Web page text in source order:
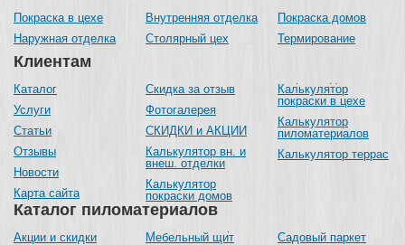
Каталог пиломатериалов
Акции и скидки
Мебельный щит
Садовый паркет
Покраска в цехе
Наружная отделка
Внутренняя отделка
Столярный цех
Покраска домов
Термирование
Клиентам
Каталог
Услуги
Статьи
Отзывы
Новости
Карта сайта
Скидка за отзыв
Фотогалерея
СКИДКИ и АКЦИИ
Калькулятор вн. и
внеш. отделки
Калькулятор
покраски домов
Калькулятор
покраски в цехе
Калькулятор
пиломатериалов
Калькулятор террас